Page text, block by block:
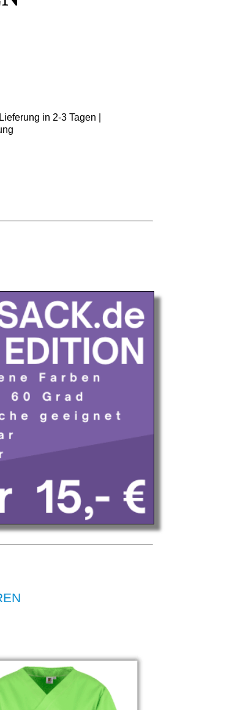
in 2-3 Tagen |